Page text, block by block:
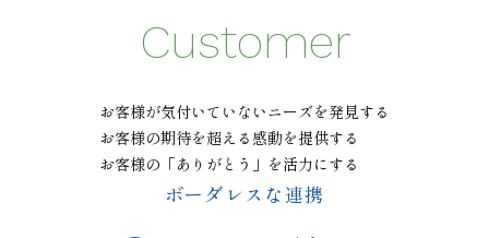
Customer
お客様が気付いていないニーズを発見する
お客様の期待を超える感動を提供する
お客様の「ありがとう」を活力にする
ボーダレスな連携